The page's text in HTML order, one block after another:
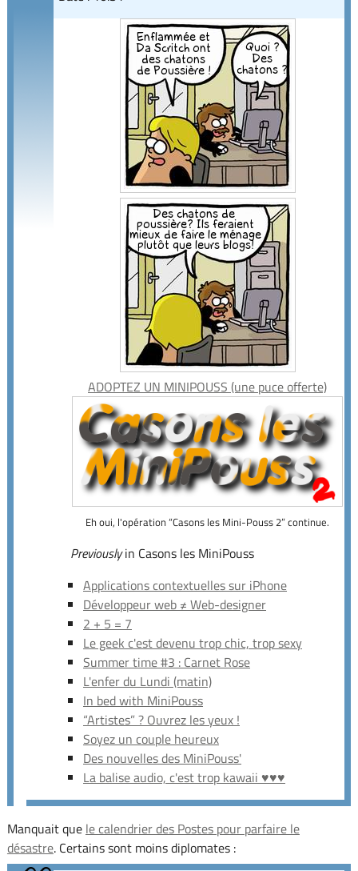
ADOPTEZ UN MINIPOUSS (une puce offerte)
Eh oui, l'opération “Casons les Mini-Pouss 2” continue.
Previouslyin Casons les MiniPouss
Applications contextuelles sur iPhone
Développeur web ≠ Web-designer
2 + 5 = 7
Le geek c'est devenu trop chic, trop sexy
Summer time #3 : Carnet Rose
L'enfer du Lundi (matin)
In bed with MiniPouss
“Artistes” ? Ouvrez les yeux !
Soyez un couple heureux
Des nouvelles des MiniPouss'
La balise audio, c'est trop kawaii ♥♥♥
Manquait que le calendrier des Postes pour parfaire le
désastre. Certains sont moins diplomates :